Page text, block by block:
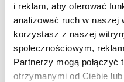
i reklam, aby oferować
analizować ruch w naszej
korzystasz z naszej
społecznościowym,
Partnerzy mogą
otrzymanymi od Ciebie
Praktyki programowe
zobacz więcej